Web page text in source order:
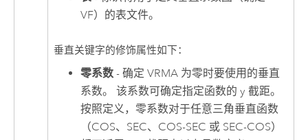
VF）的表文件。
垂直关键字的修饰属性如下：
零系数 - 确定 VRMA 为零时要使用的垂直
系数。 该系数可确定指定函数的 y 截距。
按照定义，零系数对于任意三角垂直函数
（COS、SEC、COS-SEC 或 SEC-COS）